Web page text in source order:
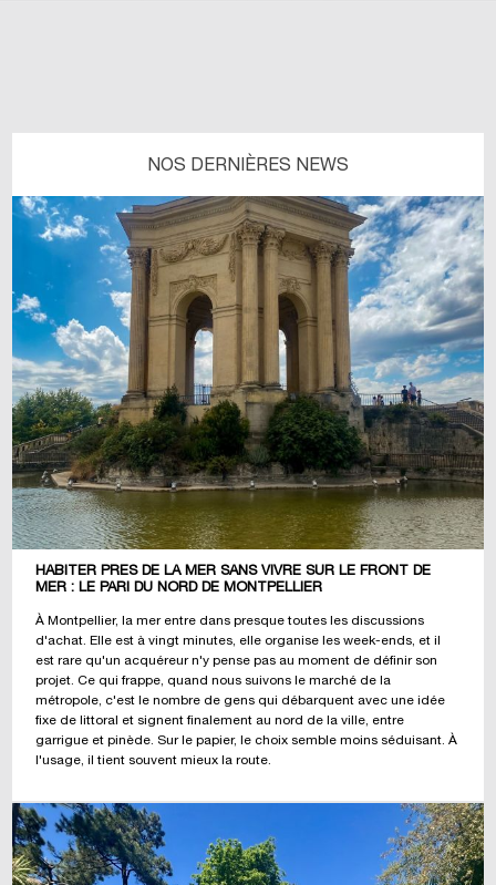
NOS DERNIÈRES NEWS
HABITER PRÈS DE LA MER SANS VIVRE SUR LE FRONT DE
MER : LE PARI DU NORD DE MONTPELLIER
À Montpellier, la mer entre dans presque toutes les discussions
d'achat. Elle est à vingt minutes, elle organise les week-ends, et il
est rare qu'un acquéreur n'y pense pas au moment de définir son
projet. Ce qui frappe, quand nous suivons le marché de la
métropole, c'est le nombre de gens qui débarquent avec une idée
fixe de littoral et signent finalement au nord de la ville, entre
garrigue et pinède. Sur le papier, le choix semble moins séduisant. À
l'usage, il tient souvent mieux la route.